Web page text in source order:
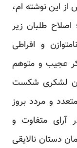
این نوشته ام،
سال ۸۴ ختم شد؛ اصلاح طلبان زیر
و افراطی
عجیب و متوهم
لشکری شکست
و مردد بروز
آرای متفاوت و
دستان نالایقی